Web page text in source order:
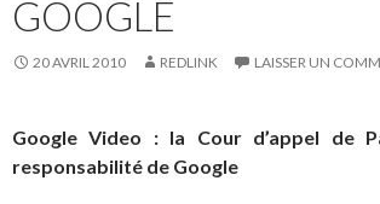
GOOGLE
20 AVRIL 2010 REDLINK LAISSER UN
Google Video : la Cour d’appel de
responsabilité de Google